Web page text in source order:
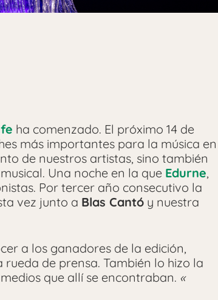
ha comenzado. El próximo 14 de
más importantes para la música en
de nuestros artistas, sino también
Una noche en la que Edurne,
Por tercer año consecutivo la
vez junto a Blas Cantó y nuestra
a los ganadores de la edición,
de prensa. También lo hizo la
que allí se encontraban. «